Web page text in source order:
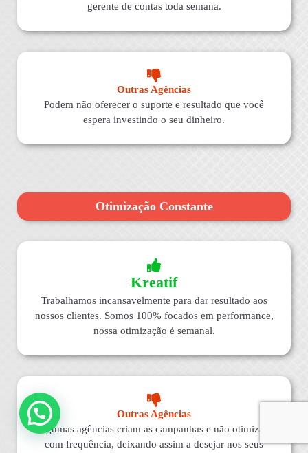
gerente de contas toda semana.
Outras Agências
Podem não oferecer o suporte e resultado que você
espera investindo o seu dinheiro.
Otimização Constante
Kreatif
Trabalhamos incansavelmente para dar resultado aos
nossos clientes. Somos 100% focados em performance,
nossa otimização é semanal.
Outras Agências
Algumas agências criam as campanhas e não otimizam
com frequência, deixando assim a desejar nos seus